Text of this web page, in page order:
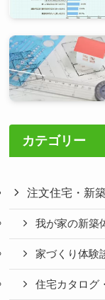
カテゴリー
注文住宅・新
我が家の新築
家づくり体験
住宅カタログ